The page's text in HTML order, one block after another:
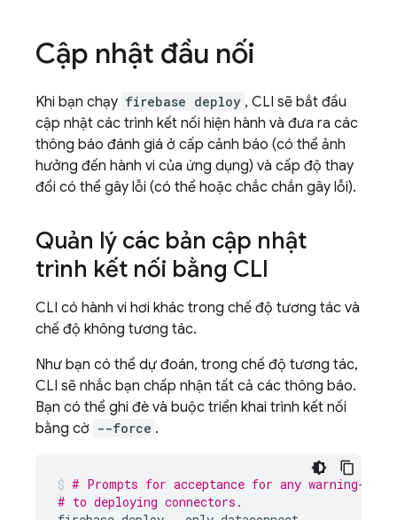
Cập nhật đầu nối
Khi bạn chạy firebase deploy , CLI sẽ bắt đầu
cập nhật các trình kết nối hiện hành và đưa ra các
thông báo đánh giá ở cấp cảnh báo (có thể ảnh
hưởng đến hành vi của ứng dụng) và cấp độ thay
đổi có thể gây lỗi (có thể hoặc chắc chắn gây lỗi).
Quản lý các bản cập nhật
trình kết nối bằng CLI
CLI có hành vi hơi khác trong chế độ tương tác và
chế độ không tương tác.
Như bạn có thể dự đoán, trong chế độ tương tác,
CLI sẽ nhắc bạn chấp nhận tất cả các thông báo.
Bạn có thể ghi đè và buộc triển khai trình kết nối
bằng cờ --force .
# Prompts for acceptance for any warning-
# to deploying connectors.